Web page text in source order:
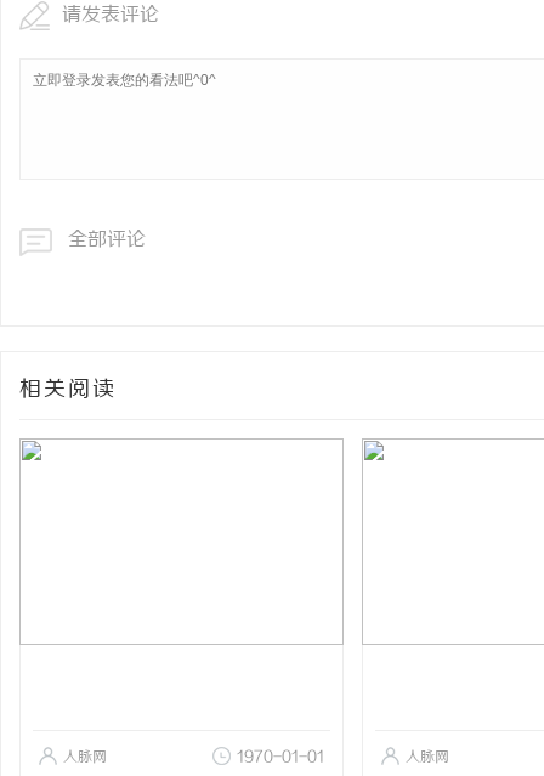
请发表评论
全部评论
相关阅读
人脉网 1970-01-01 人脉网